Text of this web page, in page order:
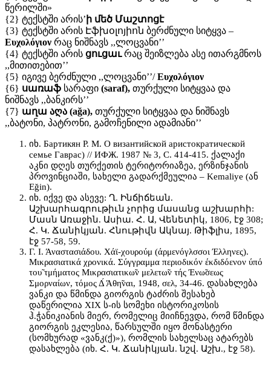
წერილში»
{2} ტექსტში არის’ ի մեծ Մաշտոցէ
{3} ტექსტში არის Էֆխօլոյիոն ბერძნული სიტყვა –
Ευχολόγιον რაც ნიშნავს ,,ლოცვანი’’
{4} ტექსტში არის ցուցաւრაც შეიზლება ასე ითარგმნოს
,,მითითებით’’
{5} იგივე ბერძნული ,,ლოცვანი’’/Ευχολόγιον
{6} սառաֆ სარაფი (saraf), თურქული სიტყვაა და
ნიშნავს ,,ბანკირს’’
{7} աղա აღა (ağa), თურქული სიტყვაა და ნიშნავს
,,ბატონი, პატრონი, გამოჩენილი ადამიანი’’
იხ. Бартикян P. M. О византийской аристократической
семье Гаврас) // ИФЖ. 1987 № 3, С. 414-415. ქალაქი
აკნი დღეს თურქეთის ტერიტორიაზეა, ერზინჯანის
პროვინციაში, სახელი გადარქმეულია – Kemaliye (ან
Eğin).
იხ. იქვე და ასევე: Ղ. Ինճիճեան.
Աշխարհագրութիւն չորից մասանց աշխարհի:
Մասն Առաջին. Ասիա. Հ. Ա, Վենետիկ, 1806, էջ 308;
Հ. Կ. Ճանիկյան. Հնութիվն Ակնայ. Թիֆլիս, 1895,
էջ 57-58, 59.
Γ. Ι. Άναστασιάδου. Χάϊ-χουρούμ (άρμενόγλσσοι Έλληνες).
Μικρασιατικά χρονικά. Σύγγραμμα περιοδικόν έκδιδόενον ύπό
του̃ τμήματος Μικρασιατικω̃ν μελετω̃ν τής Ένω̃σεως
Σμορναίων, τόμος Δ́ Άθη̃ναι, 1948, σελ, 34-46. დასახლება
ვანკი და წმინდა გიორგის ტაძრის შესახებ
დაწერილია XIX ს-ის სომეხი ისტორიკოსის
ჰ.ჭანიკიანის მიერ, რომელიც მიიჩნევდა, რომ წმინდა
გიორგის ეკლესია, წარსულში იყო მონასტერი
(სომხურად «ვანკ(ქ)»), რომლის სახელსაც ატარებს
დასახლება (იხ. Հ. Կ. Ճանիկյան. նշվ. Աշխ., էջ 58).